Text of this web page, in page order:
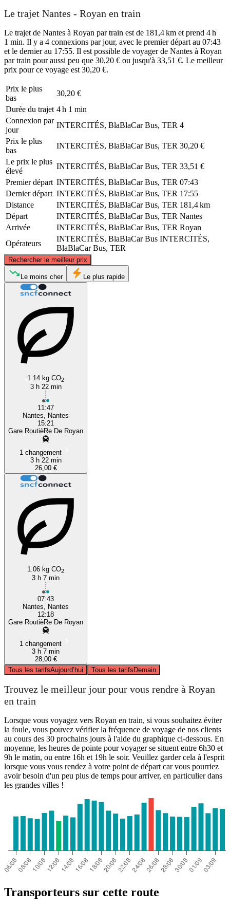
Le trajet Nantes - Royan en train
Le trajet de Nantes à Royan par train est de 181,4 km et prend 4 h
1 min. Il y a 4 connexions par jour, avec le premier départ au 07:43
et le dernier au 17:55. Il est possible de voyager de Nantes à Royan
par train pour aussi peu que 30,20 € ou jusqu'à 33,51 €. Le meilleur
prix pour ce voyage est 30,20 €.
Prix ​​le plus
bas
30,20 €
Durée du trajet 4 h 1 min
Connexion par
jour
INTERCITÉS, BlaBlaCar Bus, TER 4
Prix ​​le plus
bas
INTERCITÉS, BlaBlaCar Bus, TER 30,20 €
Le prix le plus
élevé
INTERCITÉS, BlaBlaCar Bus, TER 33,51 €
Premier départ INTERCITÉS, BlaBlaCar Bus, TER 07:43
Dernier départ INTERCITÉS, BlaBlaCar Bus, TER 17:55
Distance
INTERCITÉS, BlaBlaCar Bus, TER 181,4 km
Départ
INTERCITÉS, BlaBlaCar Bus, TER Nantes
Arrivée
INTERCITÉS, BlaBlaCar Bus, TER Royan
Opérateurs
INTERCITÉS, BlaBlaCar Bus INTERCITÉS,
BlaBlaCar Bus, TER
Rechercher le meilleur prix
Nantes
©CARTO
Le moins cher Le plus rapide
1.14 kg CO2
3 h 22 min
11:47
Nantes, Nantes
15:21
Gare RoutièRe De Royan
1 changement
3 h 22 min
26,00 €
1.06 kg CO2
3 h 7 min
07:43
Nantes, Nantes
12:18
Gare RoutièRe De Royan
1 changement
3 h 7 min
28,00 €
Tous les tarifsAujourd’hui Tous les tarifsDemain
Trouvez le meilleur jour pour vous rendre à Royan
en train
Lorsque vous voyagez vers Royan en train, si vous souhaitez éviter
la foule, vous pouvez vérifier la fréquence de voyage de nos clients
au cours des 30 prochains jours à l'aide du graphique ci-dessous. En
moyenne, les heures de pointe pour voyager se situent entre 6h30 et
9h le matin, ou entre 16h et 19h le soir. Veuillez garder cela à l'esprit
lorsque vous vous rendez à votre point de départ car vous pourriez
avoir besoin d'un peu plus de temps pour arriver, en particulier dans
les grandes villes !
Transporteurs sur cette route